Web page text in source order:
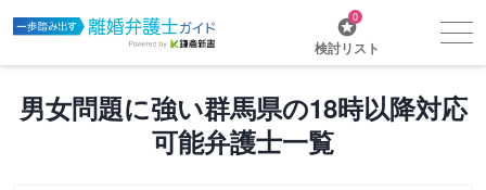
0
検討リスト
男女問題に強い群馬県の18時以降対応
可能弁護士一覧